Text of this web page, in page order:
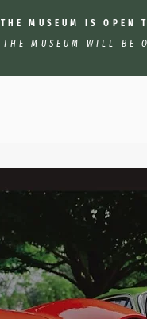
THE MUSEUM IS OPEN
THE MUSEUM WILL BE